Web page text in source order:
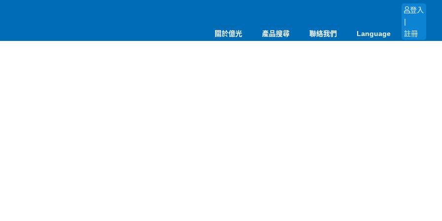
關於億光 產品搜尋 聯絡我們 Language
登入
|
註冊